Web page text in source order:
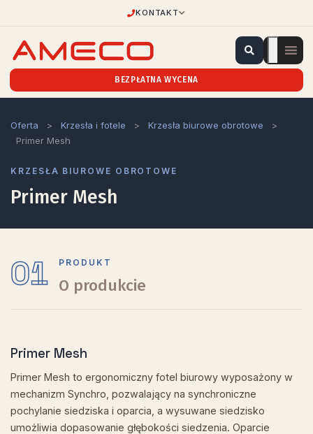
KONTAKT
BEZPŁATNA WYCENA
Oferta > Krzesła i fotele > Krzesła biurowe obrotowe
>
Primer Mesh
KRZESŁA BIUROWE OBROTOWE
Primer Mesh
01 PRODUKT
O produkcie
Primer Mesh
Primer Mesh to ergonomiczny fotel biurowy wyposażony w
mechanizm Synchro, pozwalający na synchroniczne
pochylanie siedziska i oparcia, a wysuwane siedzisko
umożliwia dopasowanie głębokości siedzenia. Oparcie